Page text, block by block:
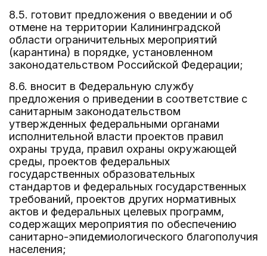
8.5. готовит предложения о введении и об
отмене на территории Калининградской
области ограничительных мероприятий
(карантина) в порядке, установленном
законодательством Российской Федерации;
8.6. вносит в Федеральную службу
предложения о приведении в соответствие с
санитарным законодательством
утвержденных федеральными органами
исполнительной власти проектов правил
охраны труда, правил охраны окружающей
среды, проектов федеральных
государственных образовательных
стандартов и федеральных государственных
требований, проектов других нормативных
актов и федеральных целевых программ,
содержащих мероприятия по обеспечению
санитарно-эпидемиологического благополучия
населения;